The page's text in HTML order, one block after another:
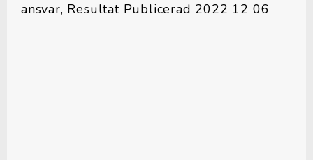
ansvar, Resultat Publicerad 2022 12 06